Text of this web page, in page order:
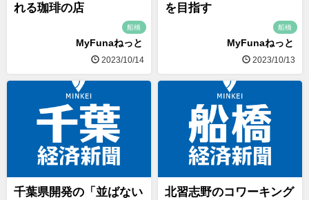
れる珈琲の店
船橋
MyFunaねっと
2023/10/14
を目指す
船橋
MyFunaねっと
2023/10/13
千葉県開発の「並ばない
北習志野のコワーキング